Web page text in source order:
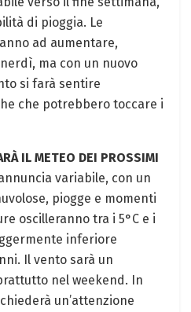
di pioggia. Le
ad aumentare,
ma con un nuovo
si farà sentire
che potrebbero toccare i
IL METEO DEI PROSSIMI
variabile, con un
piogge e momenti
oscilleranno tra i 5°C e i
inferiore
Il vento sarà un
nel weekend. In
un’attenzione